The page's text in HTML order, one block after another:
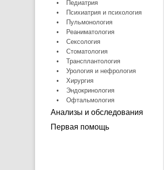
•
Педиатрия
•
Психиатрия и психология
•
Пульмонология
•
Реаниматология
•
Сексология
•
Стоматология
•
Трансплантология
•
Урология и нефрология
•
Хирургия
•
Эндокринология
•
Офтальмология
Анализы и обследования
Первая помощь